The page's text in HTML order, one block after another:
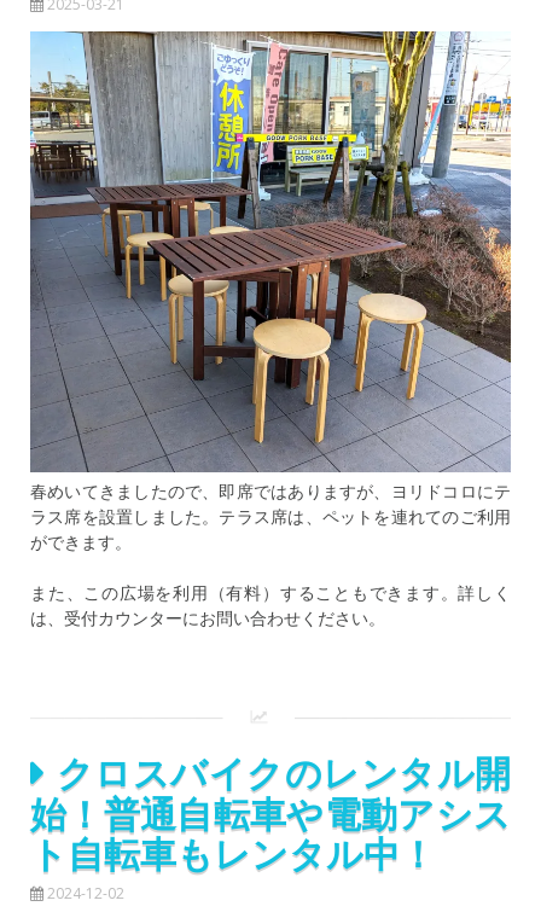
2025-03-21
春めいてきましたので、即席ではありますが、ヨリドコロにテ
ラス席を設置しました。テラス席は、ペットを連れてのご利用
ができます。
また、この広場を利用（有料）することもできます。詳しく
は、受付カウンターにお問い合わせください。
クロスバイクのレンタル開
始！普通自転車や電動アシス
ト自転車もレンタル中！
2024-12-02